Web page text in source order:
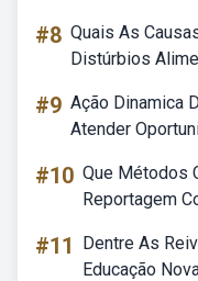
#8 Quais As
Distúrbios
#9 Ação Dinamica
Atender
#10 Que Métodos
Reportagem
#11
Dentre As
Educação